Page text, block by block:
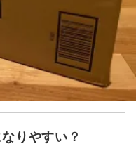
りやすい？